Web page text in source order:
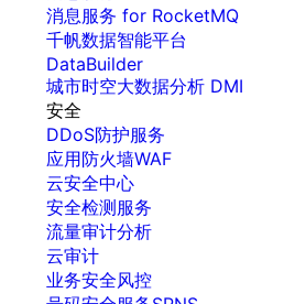
消息服务 for RocketMQ
千帆数据智能平台
DataBuilder
城市时空大数据分析 DMI
安全
DDoS防护服务
应用防火墙WAF
云安全中心
安全检测服务
流量审计分析
云审计
业务安全风控